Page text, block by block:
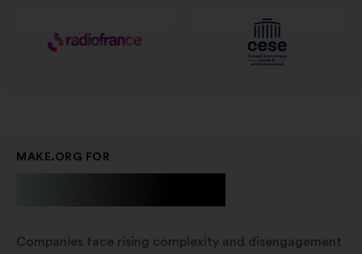
MAKE.ORG FOR
Companies face rising complexity and disengagement